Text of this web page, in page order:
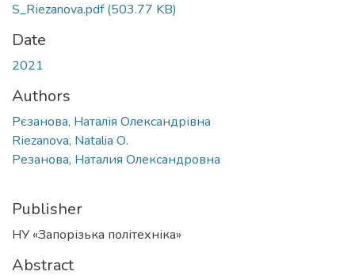
S_Rіezanova.pdf(503.77 KB)
Date
2021
Authors
Рєзанова, Наталія Олександрівна
Rіezanova, Natalia О.
Резанова, Наталия Олександровна
Publisher
НУ «Запорізька політехніка»
Abstract